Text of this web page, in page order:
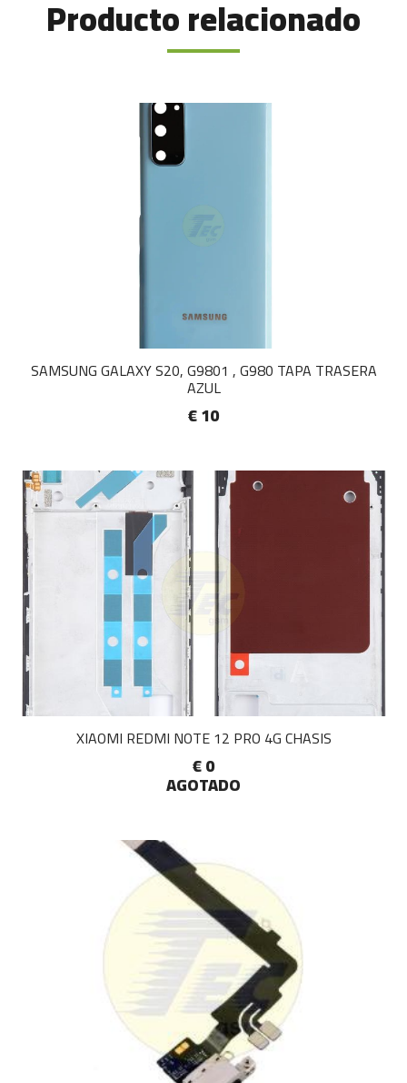
Producto relacionado
SAMSUNG GALAXY S20, G9801 , G980 TAPA TRASERA
AZUL
€ 10
XIAOMI REDMI NOTE 12 PRO 4G CHASIS
€ 0
AGOTADO